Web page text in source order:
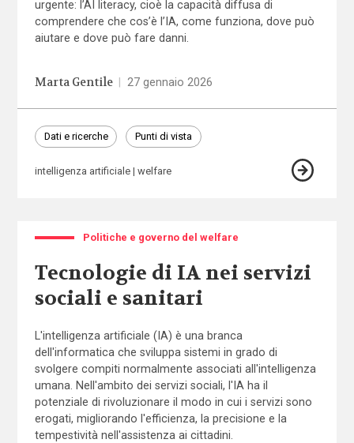
urgente: l’AI literacy, cioè la capacità diffusa di
comprendere che cos’è l’IA, come funziona, dove può
aiutare e dove può fare danni.
Marta Gentile 27 gennaio 2026
Dati e ricerche Punti di vista
intelligenza artificiale welfare
Politiche e governo del welfare
Tecnologie di IA nei servizi
sociali e sanitari
L'intelligenza artificiale (IA) è una branca
dell'informatica che sviluppa sistemi in grado di
svolgere compiti normalmente associati all'intelligenza
umana. Nell'ambito dei servizi sociali, l'IA ha il
potenziale di rivoluzionare il modo in cui i servizi sono
erogati, migliorando l'efficienza, la precisione e la
tempestività nell'assistenza ai cittadini.